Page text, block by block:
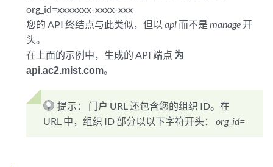
org_id=xxxxxxx-xxxx-xxx
您的 API 终结点与此类似，但以api而不是manage开
头。
在上面的示例中，生成的 API 端点 为
api.ac2.mist.com。
提示：
门户 URL 还包含您的组织 ID。在
URL 中，组织 ID 部分以以下字符开头：org_id=